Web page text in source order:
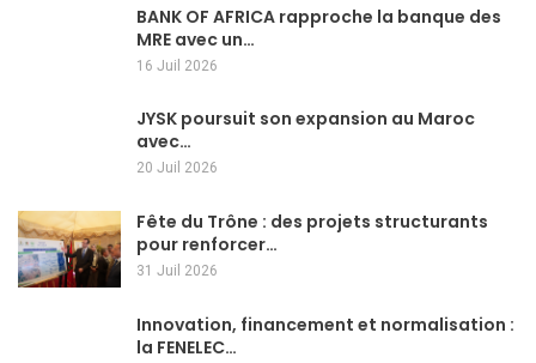
BANK OF AFRICA rapproche la banque des
MRE avec un…
16 Juil 2026
JYSK poursuit son expansion au Maroc
avec…
20 Juil 2026
Fête du Trône : des projets structurants
pour renforcer…
31 Juil 2026
Innovation, financement et normalisation :
la FENELEC…